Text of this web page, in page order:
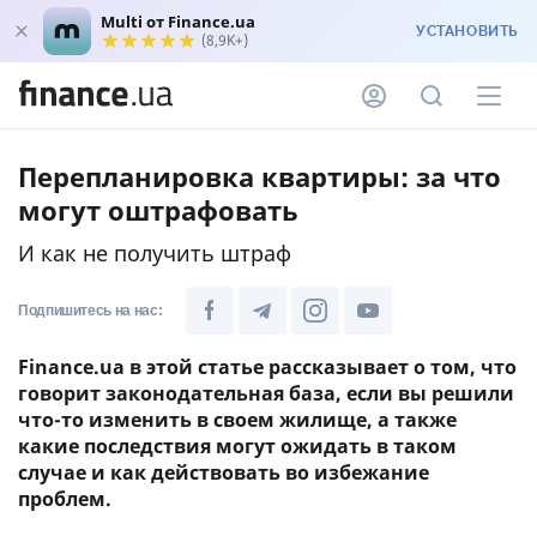
Multi от Finance.ua
(8,9K+) УСТАНОВИТЬ
Перепланировка квартиры: за что
могут оштрафовать
И как не получить штраф
Подпишитесь на нас:
Finance.ua в этой статье рассказывает о том, что
говорит законодательная база, если вы решили
что-то изменить в своем жилище, а также
какие последствия могут ожидать в таком
случае и как действовать во избежание
проблем.